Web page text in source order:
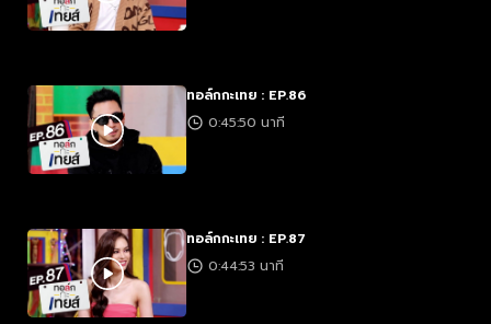
ทอล์กกะเทย : EP.86
0:45:50 นาที
ทอล์กกะเทย : EP.87
0:44:53 นาที